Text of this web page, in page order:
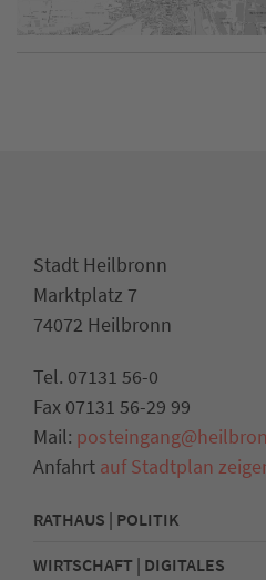
Stadt Heilbronn
Marktplatz 7
74072 Heilbronn
Tel. 07131 56-0
Fax 07131 56-29 99
Mail:
Anfahrt auf Stadtplan
RATHAUS | POLITIK
WIRTSCHAFT | DIGITALES